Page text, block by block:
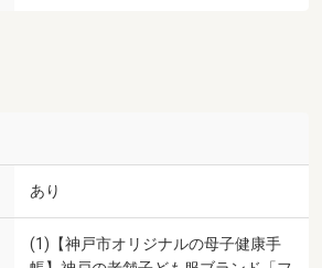
あり
(1)【神戸市オリジナルの母子健康手